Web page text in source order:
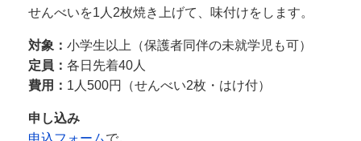
せんべいを1人2枚焼き上げて、味付けをします。
対象：小学生以上（保護者同伴の未就学児も可）
定員：各日先着40人
費用： 1人500円（せんべい2枚・はけ付）
申し込み
申込フォームで。